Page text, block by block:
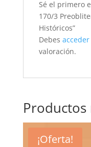
Sé el primero
170/3
Históricos”
Debes acceder
valoración.
¡Oferta!